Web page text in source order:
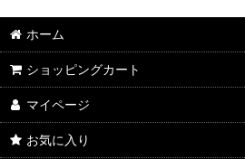
ホーム
ショッピングカート
マイページ
お気に入り